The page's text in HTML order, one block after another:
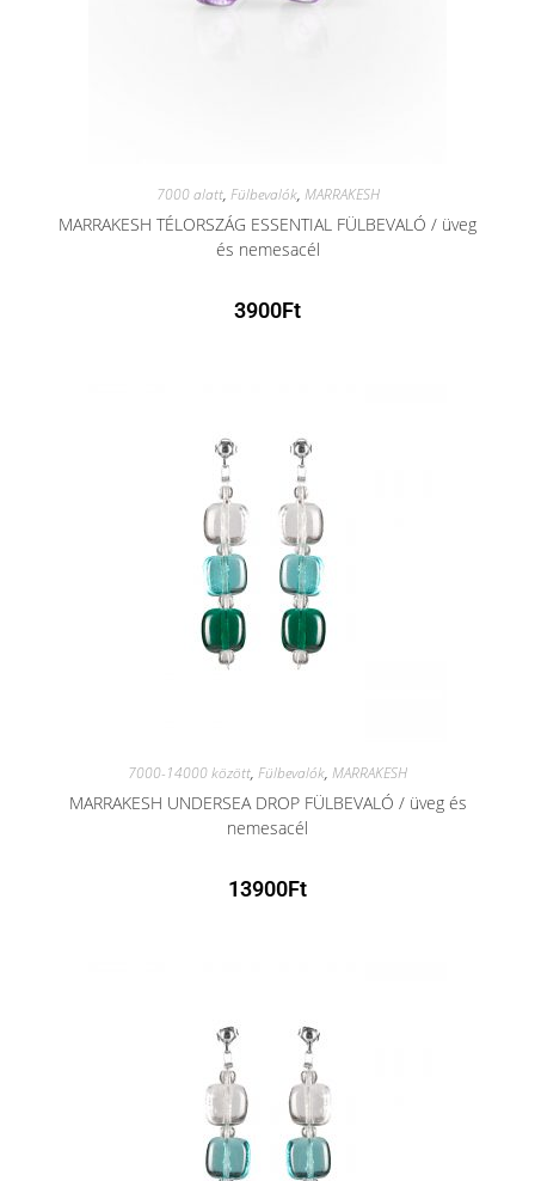
7000 alatt, Fülbevalók, MARRAKESH
MARRAKESH TÉLORSZÁG ESSENTIAL FÜLBEVALÓ / üveg
és nemesacél
3900Ft
7000-14000 között, Fülbevalók, MARRAKESH
MARRAKESH UNDERSEA DROP FÜLBEVALÓ / üveg és
nemesacél
13900Ft